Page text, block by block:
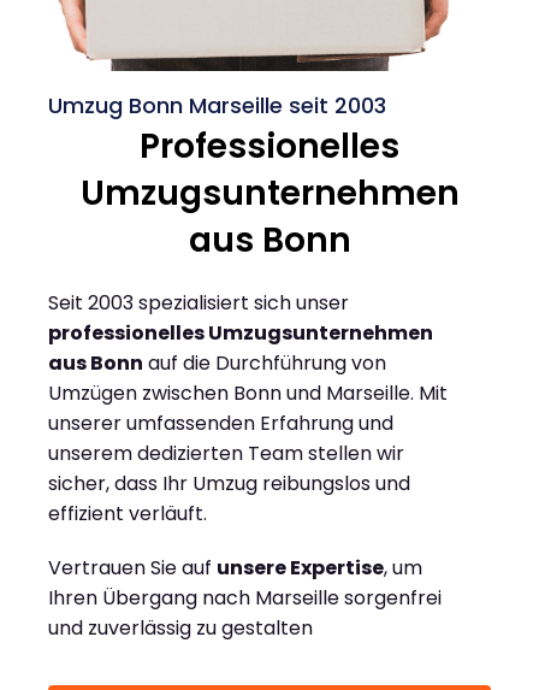
Umzug Bonn Marseille seit 2003
Professionelles
Umzugsunternehmen
aus Bonn
Seit 2003 spezialisiert sich unser
professionelles Umzugsunternehmen
aus Bonn auf die Durchführung von
Umzügen zwischen Bonn und Marseille. Mit
unserer umfassenden Erfahrung und
unserem dedizierten Team stellen wir
sicher, dass Ihr Umzug reibungslos und
effizient verläuft.
Vertrauen Sie auf unsere Expertise, um
Ihren Übergang nach Marseille sorgenfrei
und zuverlässig zu gestalten